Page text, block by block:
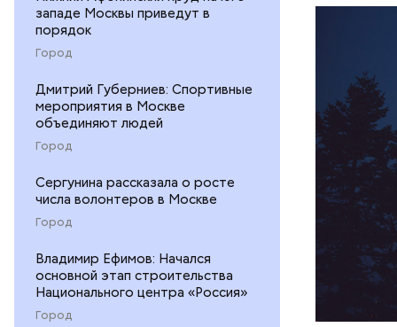
западе Москвы приведут в
порядок
Город
Дмитрий Губерниев: Спортивные
мероприятия в Москве
объединяют людей
Город
Сергунина рассказала о росте
числа волонтеров в Москве
Город
Владимир Ефимов: Начался
основной этап строительства
Национального центра «Россия»
Город
ЕДА
чеснок;
соль.